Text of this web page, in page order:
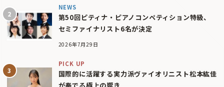
NEWS
第50回ピティナ・ピアノコンペティション特級、
セミファイナリスト6名が決定
2026年7月29日
PICK UP
国際的に活躍する実力派ヴァイオリニスト松本紘佳